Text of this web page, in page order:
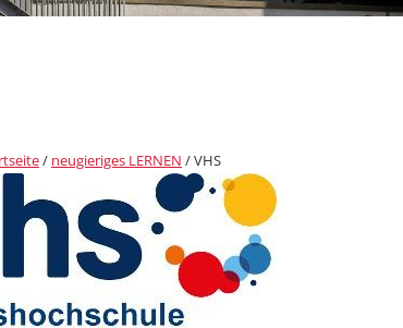
/ neugieriges LERNEN /VHS